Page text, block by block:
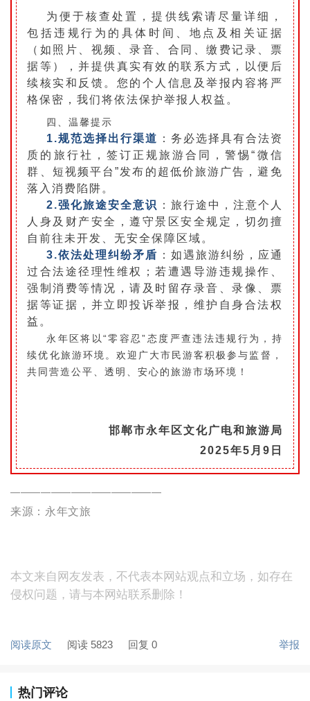
为便于核查处置，提供线索请尽量详细，
包括违规行为的具体时间、地点及相关证据
（如照片、视频、录音、合同、缴费记录、票
据等），并提供真实有效的联系方式，以便后
续核实和反馈。您的个人信息及举报内容将严
格保密，我们将依法保护举报人权益。
四、温馨提示
1.规范选择出行渠道 ：务必选择具有合法资
质的旅行社，签订正规旅游合同，警惕“微信
群、短视频平台”发布的超低价旅游广告，避免
落入消费陷阱。
2.强化旅途安全意识
：旅行途中，注意个人
人身及财产安全，遵守景区安全规定，切勿擅
自前往未开发、无安全保障区域。
3.依法处理纠纷矛盾 ：如遇旅游纠纷，应通
过合法途径理性维权；若遭遇导游违规操作、
强制消费等情况，请及时留存录音、录像、票
据等证据，并立即投诉举报，维护自身合法权
益。
永年区将以“零容忍”态度严查违法违规行为，持
续优化旅游环境。欢迎广大市民游客积极参与监督，
共同营造公平、透明、安心的旅游市场环境！
邯郸市永年区文化广电和旅游局
2025年5月9日
———————————————
来源：永年文旅
本文来自网友发表，不代表本网站观点和立场，如存在
侵权问题，请与本网站联系删除！
阅读原文 阅读 5823 回复 0 举报
热门评论